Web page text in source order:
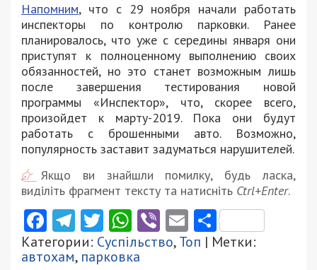
Напомним, что с 29 ноября начали работать
инспекторы по контролю парковки. Ранее
планировалось, что уже с середины января они
приступят к полноценному выполнению своих
обязанностей, но это станет возможным лишь
после завершения тестирования новой
программы «Инспектор», что, скорее всего,
произойдет к марту-2019. Пока они будут
работать с брошенными авто. Возможно,
популярность заставит задуматься нарушителей.
Якщо ви знайшли помилку, будь ласка,
виділіть фрагмент тексту та натисніть Ctrl+Enter.
Facebook
Telegram
Twitter
WhatsApp
ViberEmail
Категории: Суспільство,Топ | Метки:
автохам, парковка